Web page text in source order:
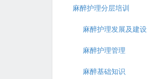
麻醉护理分层培训
麻醉护理发展及建设
麻醉护理管理
麻醉基础知识